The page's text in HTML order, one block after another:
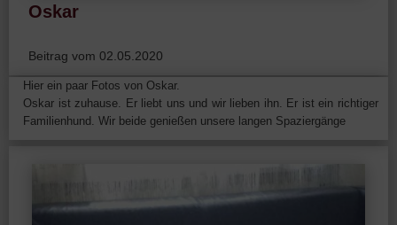
Oskar
Beitrag vom 02.05.2020
Hier ein paar Fotos von Oskar.
Oskar ist zuhause. Er liebt uns und wir lieben ihn. Er ist ein richtiger
Familienhund. Wir beide genießen unsere langen Spaziergänge